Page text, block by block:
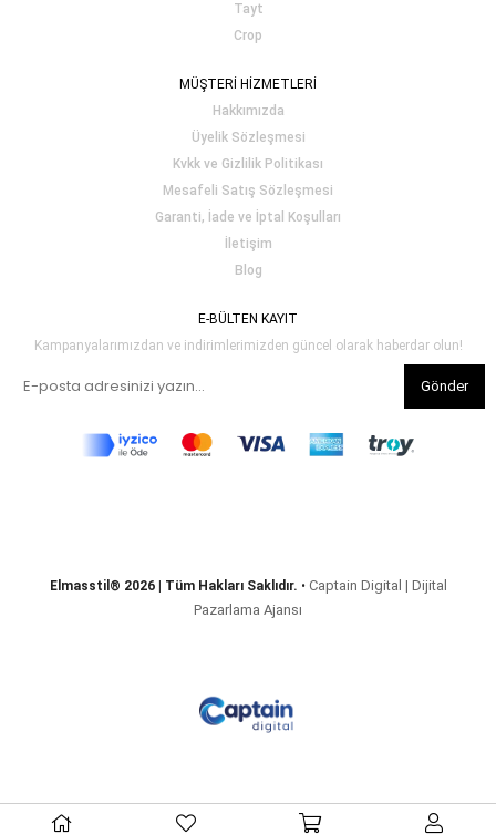
Tayt
Crop
MÜŞTERİ HİZMETLERİ
Hakkımızda
Üyelik Sözleşmesi
Kvkk ve Gizlilik Politikası
Mesafeli Satış Sözleşmesi
Garanti, İade ve İptal Koşulları
İletişim
Blog
E-BÜLTEN KAYIT
Kampanyalarımızdan ve indirimlerimizden güncel olarak haberdar olun!
Gönder
Elmasstil® 2026 | Tüm Hakları Saklıdır. • Captain Digital | Dijital
Pazarlama Ajansı